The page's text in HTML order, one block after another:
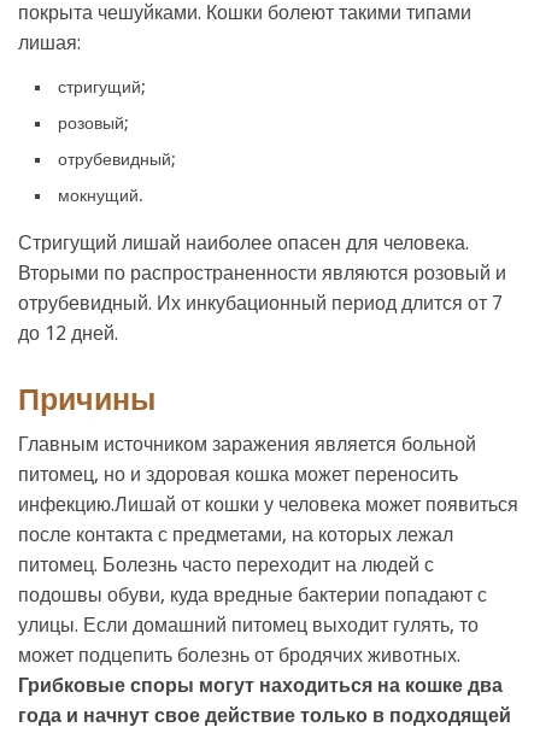
покрыта чешуйками. Кошки болеют такими типами
лишая:
стригущий;
розовый;
отрубевидный;
мокнущий.
Стригущий лишай наиболее опасен для человека.
Вторыми по распространенности являются розовый и
отрубевидный. Их инкубационный период длится от 7
до 12 дней.
Причины
Главным источником заражения является больной
питомец, но и здоровая кошка может переносить
инфекцию.Лишай от кошки у человека может появиться
после контакта с предметами, на которых лежал
питомец. Болезнь часто переходит на людей с
подошвы обуви, куда вредные бактерии попадают с
улицы. Если домашний питомец выходит гулять, то
может подцепить болезнь от бродячих животных.
Грибковые споры могут находиться на кошке два
года и начнут свое действие только в подходящей